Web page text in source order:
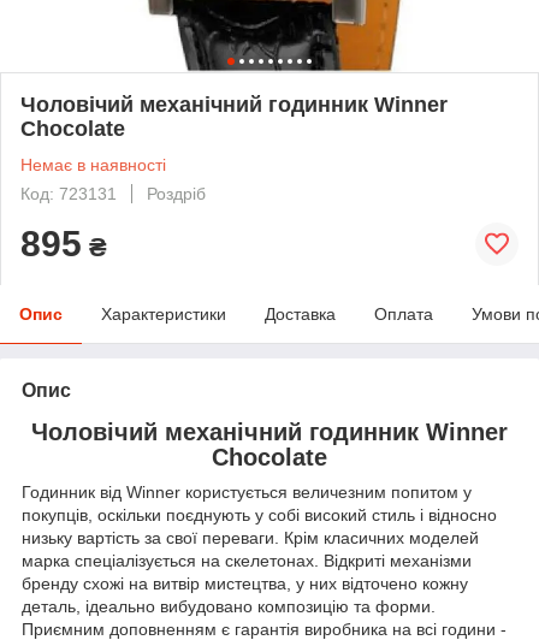
Чоловічий механічний годинник Winner
Chocolate
Немає в наявності
Код: 723131
Роздріб
895 ₴
Опис Характеристики Доставка Оплата Умови
Опис
Чоловічий механічний годинник Winner
Chocolate
Годинник від Winner користується величезним попитом у
покупців, оскільки поєднують у собі високий стиль і відносно
низьку вартість за свої переваги. Крім класичних моделей
марка спеціалізується на скелетонах. Відкриті механізми
бренду схожі на витвір мистецтва, у них відточено кожну
деталь, ідеально вибудовано композицію та форми.
Приємним доповненням є гарантія виробника на всі години -